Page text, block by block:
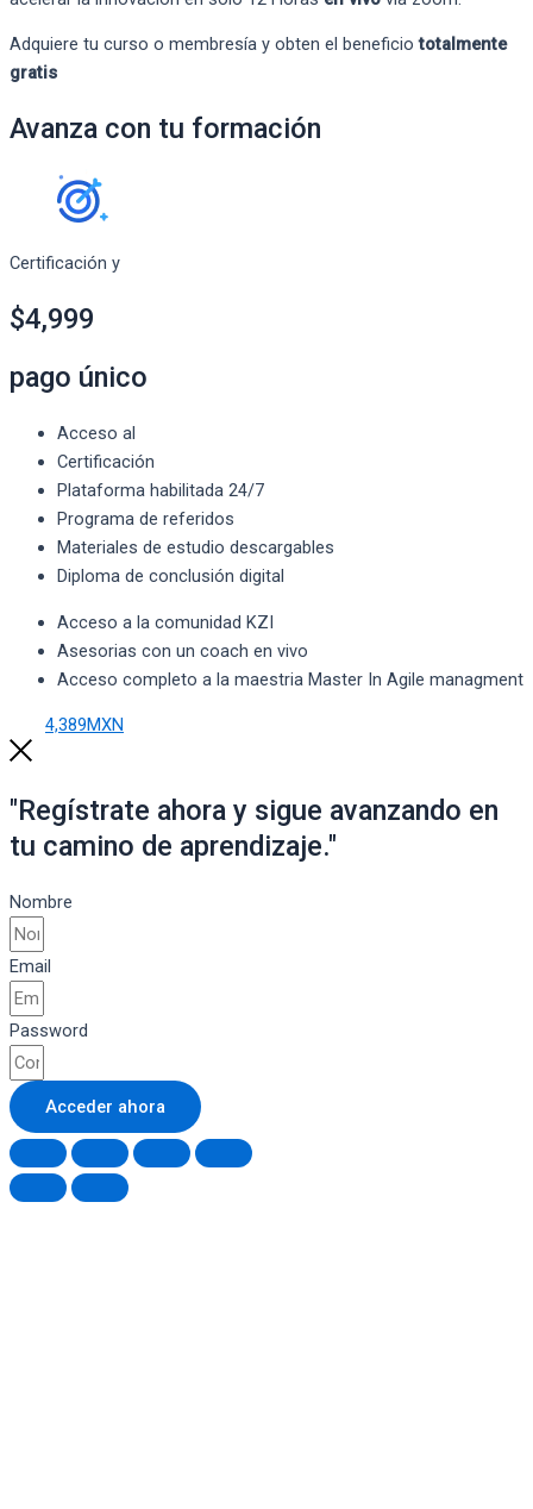
Adquiere tu curso o membresía y obten el beneficiototalmente
gratis
Avanza con tu formación
Certificación y
$4,999
pago único
Acceso al
Certificación
Plataforma habilitada 24/7
Programa de referidos
Materiales de estudio descargables
Diploma de conclusión digital
Acceso a la comunidad KZI
Asesorias con un coach en vivo
Acceso completo a la maestria Master In Agile managment
4,389MXN
"Regístrate ahora y sigue avanzando en
tu camino de aprendizaje."
Nombre
Email
Password
Acceder ahora